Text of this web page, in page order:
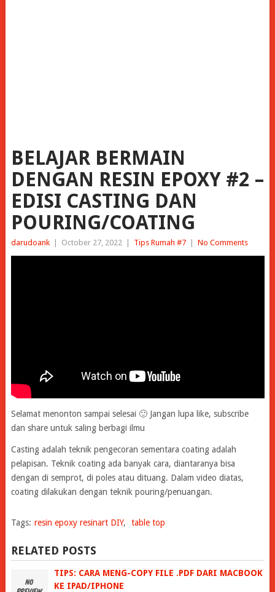
BELAJAR BERMAIN
DENGAN RESIN EPOXY #2 –
EDISI CASTING DAN
POURING/COATING
darudoank October 27, 2022 Tips Rumah #7 No Comments
Selamat menonton sampai selesai 🙂 Jangan lupa like, subscribe
dan share untuk saling berbagi ilmu
Casting adalah teknik pengecoran sementara coating adalah
pelapisan. Teknik coating ada banyak cara, diantaranya bisa
dengan di semprot, di poles atau dituang. Dalam video diatas,
coating dilakukan dengan teknik pouring/penuangan.
Tags: resin epoxy resinart DIY, table top
RELATED POSTS
TIPS: CARA MENG-COPY FILE .PDF DARI MACBOOK
KE IPAD/IPHONE